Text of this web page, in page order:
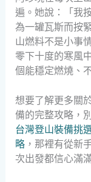
遍。她說：「我
為一罐瓦斯而按
山燃料不是小事
零下十度的寒風
個能穩定燃燒、
想要了解更多關
備的完整攻略，
台灣登山裝備挑
略，那裡有從新
次出發都信心滿